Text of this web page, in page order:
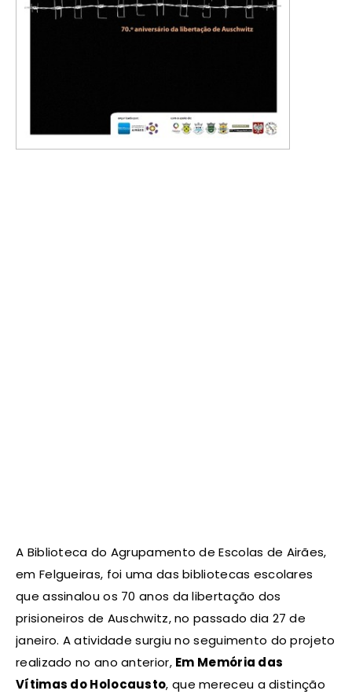
A Biblioteca do Agrupamento de Escolas de Airães,
em Felgueiras, foi uma das bibliotecas escolares
que assinalou os 70 anos da libertação dos
prisioneiros de Auschwitz, no passado dia 27 de
janeiro. A atividade surgiu no seguimento do projeto
realizado no ano anterior, Em Memória das
Vítimas do Holocausto, que mereceu a distinção